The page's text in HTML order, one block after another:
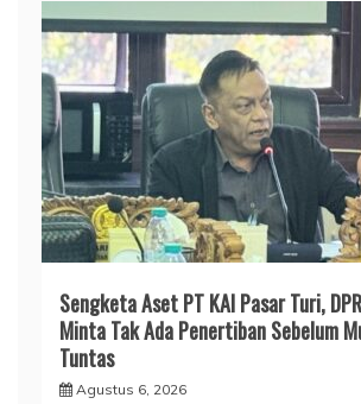
Sengketa Aset PT KAI Pasar Turi,
Minta Tak Ada Penertiban Sebelum
Tuntas
Agustus 6, 2026